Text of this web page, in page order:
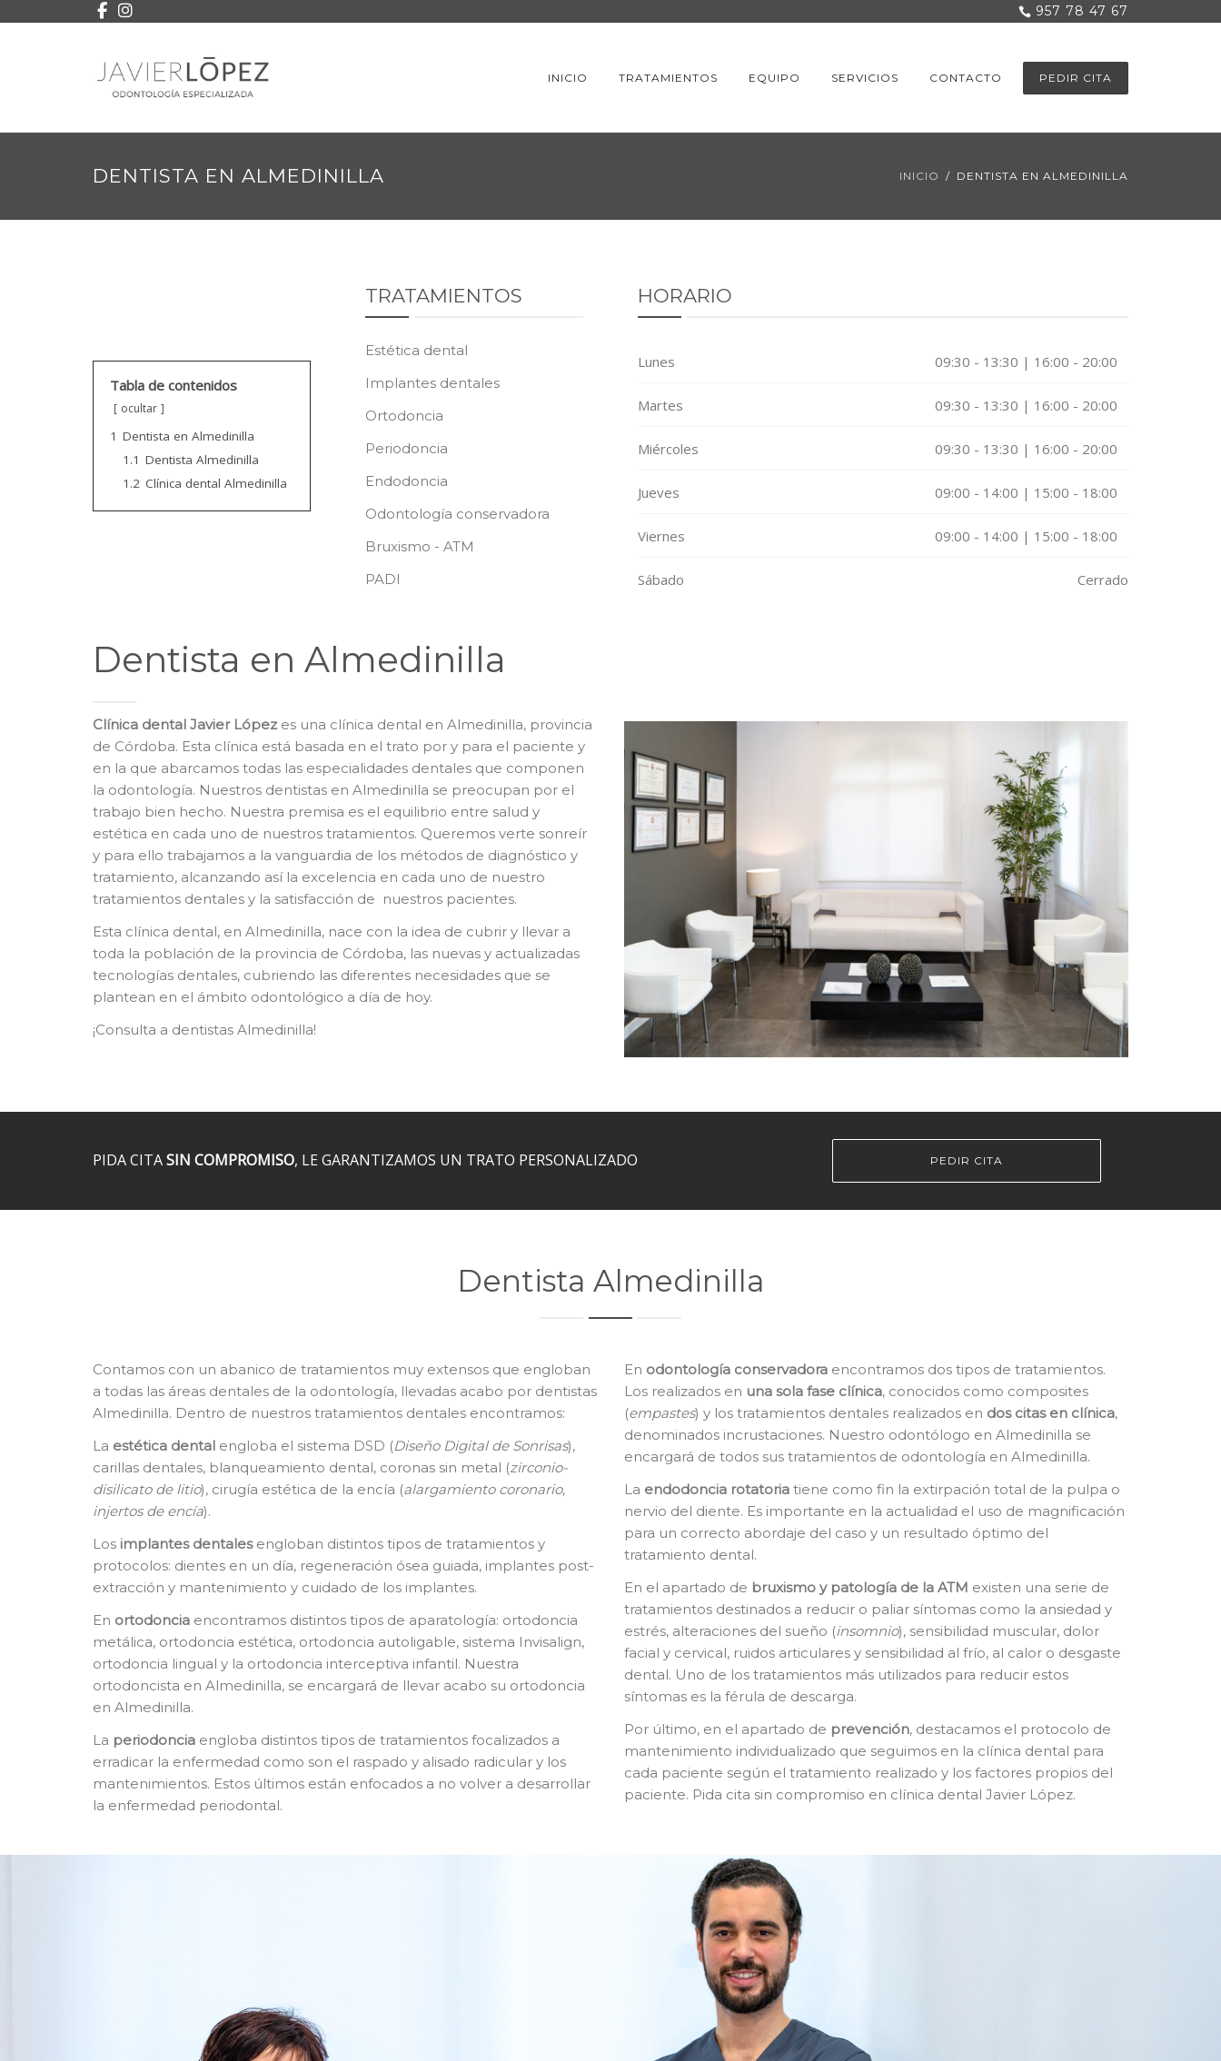
957 78 47 67
INICIO TRATAMIENTOS EQUIPO SERVICIOS CONTACTO PEDIR CITA
DENTISTA EN ALMEDINILLA INICIO DENTISTA EN ALMEDINILLA
Tabla de contenidos
ocultar
1 Dentista en Almedinilla
1.1 Dentista Almedinilla
1.2 Clínica dental Almedinilla
TRATAMIENTOS
Estética dental
Implantes dentales
Ortodoncia
Periodoncia
Endodoncia
Odontología conservadora
Bruxismo - ATM
PADI
HORARIO
Lunes 09:30 - 13:30 | 16:00 - 20:00
Martes 09:30 - 13:30 | 16:00 - 20:00
Miércoles 09:30 - 13:30 | 16:00 - 20:00
Jueves 09:00 - 14:00 | 15:00 - 18:00
Viernes 09:00 - 14:00 | 15:00 - 18:00
Sábado Cerrado
Dentista en Almedinilla
Clínica dental Javier Lópezes una clínica dental en Almedinilla, provincia
de Córdoba. Esta clínica está basada en el trato por y para el paciente y
en la que abarcamos todas las especialidades dentales que componen
la odontología. Nuestros dentistas en Almedinilla se preocupan por el
trabajo bien hecho. Nuestra premisa es el equilibrio entre salud y
estética en cada uno de nuestros tratamientos. Queremos verte sonreír
y para ello trabajamos a la vanguardia de los métodos de diagnóstico y
tratamiento, alcanzando así la excelencia en cada uno de nuestro
tratamientos dentales y la satisfacción de nuestros pacientes.
Esta clínica dental, en Almedinilla, nace con la idea de cubrir y llevar a
toda la población de la provincia de Córdoba, las nuevas y actualizadas
tecnologías dentales, cubriendo las diferentes necesidades que se
plantean en el ámbito odontológico a día de hoy.
¡Consulta a dentistas Almedinilla!
PIDA CITASIN COMPROMISO, LE GARANTIZAMOS UN TRATO PERSONALIZADO PEDIR CITA
Dentista Almedinilla
Contamos con un abanico de tratamientos muy extensos que engloban
a todas las áreas dentales de la odontología, llevadas acabo por dentistas
Almedinilla. Dentro de nuestros tratamientos dentales encontramos:
La estética dental engloba el sistema DSD (Diseño Digital de Sonrisas),
carillas dentales, blanqueamiento dental, coronas sin metal (zirconio-
disilicato de litio), cirugía estética de la encía (alargamiento coronario,
injertos de encía).
Los implantes dentalesengloban distintos tipos de tratamientos y
protocolos: dientes en un día, regeneración ósea guiada, implantes post-
extracción y mantenimiento y cuidado de los implantes.
En ortodoncia encontramos distintos tipos de aparatología: ortodoncia
metálica, ortodoncia estética, ortodoncia autoligable, sistema Invisalign,
ortodoncia lingual y la ortodoncia interceptiva infantil. Nuestra
ortodoncista en Almedinilla, se encargará de llevar acabo su ortodoncia
en Almedinilla.
La periodoncia engloba distintos tipos de tratamientos focalizados a
erradicar la enfermedad como son el raspado y alisado radicular y los
mantenimientos. Estos últimos están enfocados a no volver a desarrollar
la enfermedad periodontal.
En odontología conservadora encontramos dos tipos de tratamientos.
Los realizados en una sola fase clínica, conocidos como composites
(empastes) y los tratamientos dentales realizados en dos citas en clínica,
denominados incrustaciones. Nuestro odontólogo en Almedinilla se
encargará de todos sus tratamientos de odontología en Almedinilla.
La endodoncia rotatoria tiene como fin la extirpación total de la pulpa o
nervio del diente. Es importante en la actualidad el uso de magnificación
para un correcto abordaje del caso y un resultado óptimo del
tratamiento dental.
En el apartado de bruxismo y patología de la ATM existen una serie de
tratamientos destinados a reducir o paliar síntomas como la ansiedad y
estrés, alteraciones del sueño (insomnio), sensibilidad muscular, dolor
facial y cervical, ruidos articulares y sensibilidad al frío, al calor o desgaste
dental. Uno de los tratamientos más utilizados para reducir estos
síntomas es la férula de descarga.
Por último, en el apartado de prevención, destacamos el protocolo de
mantenimiento individualizado que seguimos en la clínica dental para
cada paciente según el tratamiento realizado y los factores propios del
paciente. Pida cita sin compromiso en clínica dental Javier López.